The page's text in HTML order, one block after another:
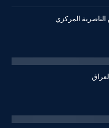
المركزي